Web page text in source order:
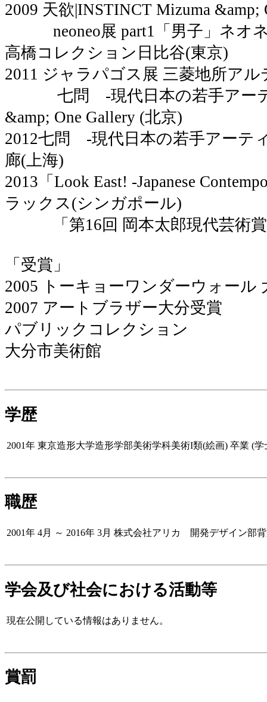
2009 天欲|INSTINCT Mizuma &amp;
neoneo展 part1「男子」ネオ
高橋コレクション日比谷(東京)
2011 ジャラパゴス展 三菱地所ア
七問 -現代日本の若手アーテ
&amp; One Gallery (北京)
2012七問 -現代日本の若手アーテ
廊(上海)
2013「Look East! -Japanese
ラックス(シンガポール)
「第16回 岡本太郎現代芸術賞
「受賞」
2005 トーキョーワンダーウォール
2007 アートブラザー大分受賞
パブリックコレクション
大分市美術館
学歴
2001年 東京造形大学造形学部美術学科美術I類(絵画) 卒業 (学
職歴
2001年 4月 ～ 2016年 3月 株式会社アリカ 開発デザイン部
学会及び社会における活動等
現在公開している情報はありません。
賞罰